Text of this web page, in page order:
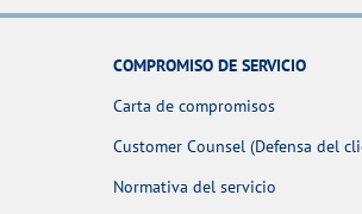
COMPROMISO DE SERVICIO
Carta de compromisos
Customer Counsel (Defensa del
Normativa del servicio